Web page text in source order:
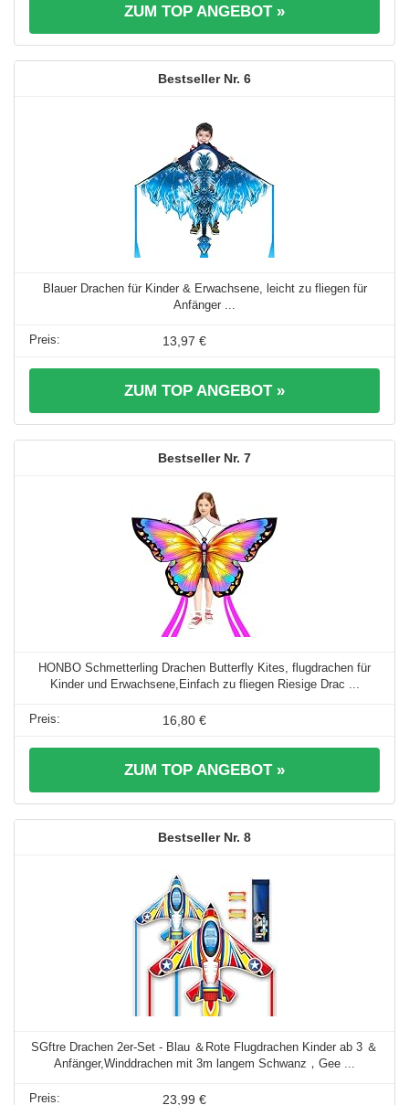
ZUM TOP ANGEBOT »
6
Blauer Drachen für Kinder & Erwachsene, leicht zu fliegen für
Anfänger ...
13,97 €
ZUM TOP ANGEBOT »
7
HONBO Schmetterling Drachen Butterfly Kites, flugdrachen für
Kinder und Erwachsene,Einfach zu fliegen Riesige Drac ...
16,80 €
ZUM TOP ANGEBOT »
8
SGftre Drachen 2er-Set - Blau ＆Rote Flugdrachen Kinder ab 3 ＆
Anfänger,Winddrachen mit 3m langem Schwanz，Gee ...
23,99 €